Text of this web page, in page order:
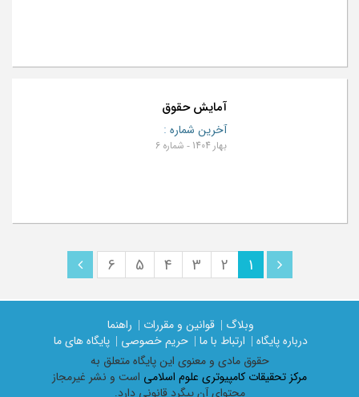
آمایش حقوق
آخرین شماره :
بهار 1404 - شماره 6
1
2
3
4
5
6
وبلاگ | قوانین و مقررات |
راهنما
درباره پایگاه |
ارتباط با ما | حریم خصوصی |
پایگاه های ما
حقوق مادی و معنوی اين پايگاه متعلق به
مرکز تحقیقات کامپیوتری علوم اسلامی است و نشر غیرمجاز
محتوای آن پیگرد قانونی دارد.